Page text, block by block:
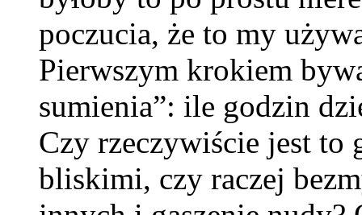
poczucia, że to my
Pierwszym krokiem
sumienia”: ile godzin
Czy rzeczywiście jest to
bliskimi, czy raczej